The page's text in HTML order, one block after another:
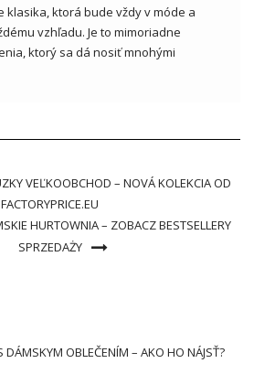
klasika, ktorá bude vždy v móde a
vzhľadu. Je to mimoriadne
ktorý sa dá nosiť mnohými
VEĽKOOBCHOD – NOVÁ KOLEKCIA OD
FACTORYPRICE.EU
HURTOWNIA – ZOBACZ BESTSELLERY
SPRZEDAŻY
DÁMSKYM OBLEČENÍM – AKO HO NÁJSŤ?